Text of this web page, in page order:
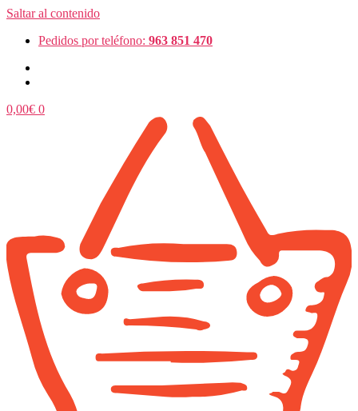
Saltar al contenido
Pedidos por teléfono: 963 851 470
0,00€ 0